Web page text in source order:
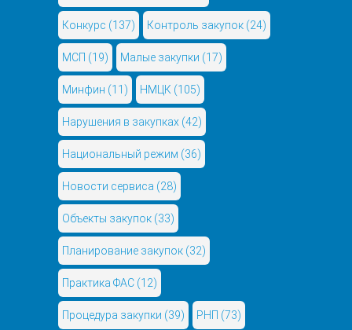
Конкурс (137) Контроль закупок (24)
МСП (19) Малые закупки (17)
Минфин (11) НМЦК (105)
Нарушения в закупках (42)
Национальный режим (36)
Новости сервиса (28)
Объекты закупок (33)
Планирование закупок (32)
Практика ФАС (12)
Процедура закупки (39) РНП (73)